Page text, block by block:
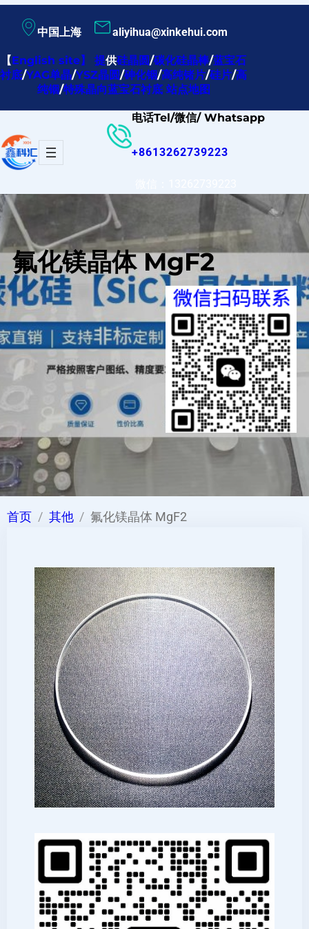
内
容
中国上海 aliyihua@xinkehui.com
【English site】提供硅晶圆/碳化硅晶棒/蓝宝石
衬底/YAG单晶/YSZ晶圆/砷化铟/高纯锗片/硅片/高
纯铟/特殊晶向蓝宝石衬底 站点地图
电话Tel/微信/ Whatsapp
+8613262739223
氟化镁晶体 MgF2
首页 其他 氟化镁晶体 MgF2